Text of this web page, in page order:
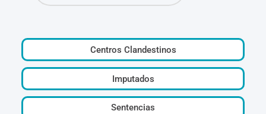
Centros Clandestinos
Imputados
Sentencias